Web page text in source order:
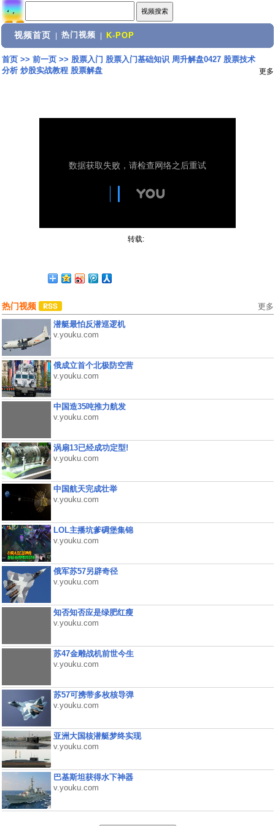
视频首页 热门视频 K-POP
首页>> 前一页>> 股票入门 股票入门基础知识 周升解盘0427 股票技术
分析 炒股实战教程 股票解盘
更多
转载:
热门视频 更多
潜艇最怕反潜巡逻机
v.youku.com
俄成立首个北极防空营
v.youku.com
中国造35吨推力航发
v.youku.com
涡扇13已经成功定型!
v.youku.com
中国航天完成壮举
v.youku.com
LOL主播坑爹碉堡集锦
v.youku.com
俄军苏57另辟奇径
v.youku.com
知否知否应是绿肥红瘦
v.youku.com
苏47金雕战机前世今生
v.youku.com
苏57可携带多枚核导弹
v.youku.com
亚洲大国核潜艇梦终实现
v.youku.com
巴基斯坦获得水下神器
v.youku.com